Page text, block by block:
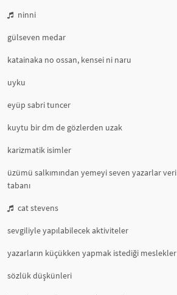
ninni
gülseven medar
katainaka no ossan, kensei ni naru
uyku
eyüp sabri tuncer
kuytu bir dm de gözlerden uzak
karizmatik isimler
üzümü salkımından yemeyi seven yazarlar veri
tabanı
cat stevens
sevgiliyle yapılabilecek aktiviteler
yazarların küçükken yapmak istediği meslekler
sözlük düşkünleri